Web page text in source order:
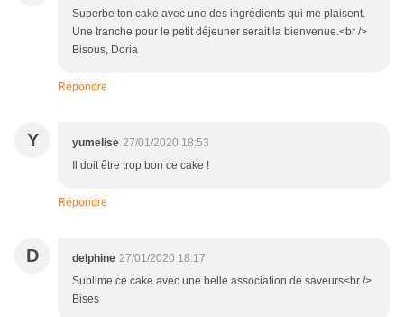
Superbe ton cake avec une des ingrédients qui me plaisent.
Une tranche pour le petit déjeuner serait la bienvenue.<br />
Bisous, Doria
Répondre
Y yumelise 27/01/2020 18:53
Il doit être trop bon ce cake !
Répondre
D delphine 27/01/2020 18:17
Sublime ce cake avec une belle association de saveurs<br />
Bises